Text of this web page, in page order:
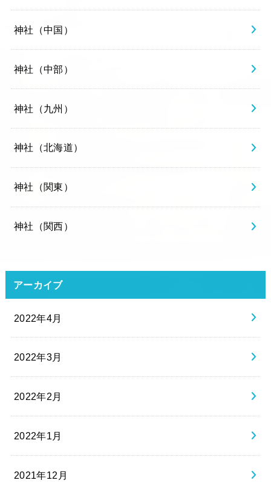
神社（中国）
神社（中部）
神社（九州）
神社（北海道）
神社（関東）
神社（関西）
アーカイブ
2022年4月
2022年3月
2022年2月
2022年1月
2021年12月